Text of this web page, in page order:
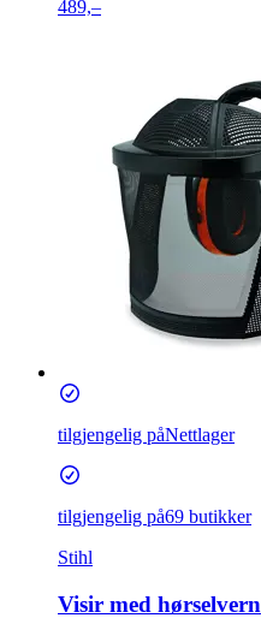
489,–
tilgjengelig påNettlager
tilgjengelig på69 butikker
Stihl
Visir med hørselvern